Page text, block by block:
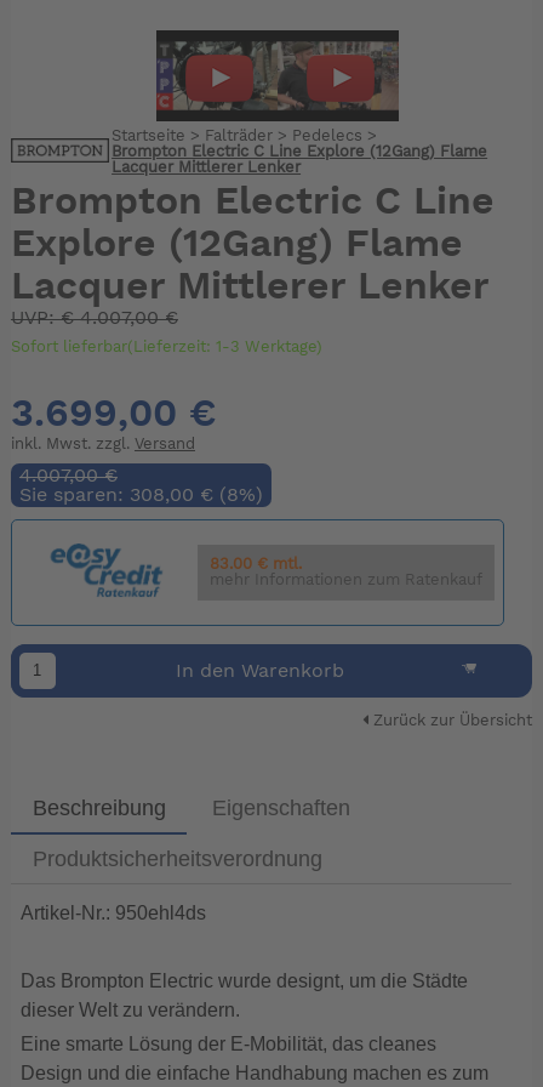
Startseite > Falträder > Pedelecs >
Brompton Electric C Line Explore (12Gang) Flame
Lacquer Mittlerer Lenker
Brompton Electric C Line
Explore (12Gang) Flame
Lacquer Mittlerer Lenker
UVP:€4.007,00 €
Sofort lieferbar(Lieferzeit: 1-3 Werktage)
3.699,00 €
inkl. Mwst. zzgl. Versand
4.007,00 €
Sie sparen: 308,00 € (8%)
83.00 € mtl.
mehr Informationen zum Ratenkauf
In den Warenkorb
Zurück zur Übersicht
Beschreibung Eigenschaften
Produktsicherheitsverordnung
Artikel-Nr.: 950ehl4ds
Das Brompton Electric wurde designt, um die Städte
dieser Welt zu verändern.
Eine smarte Lösung der E-Mobilität, das cleanes
Design und die einfache Handhabung machen es zum